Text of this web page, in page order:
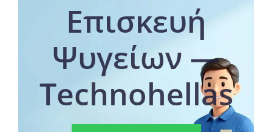
Επισκευή
Ψυγείων —
Technohellas